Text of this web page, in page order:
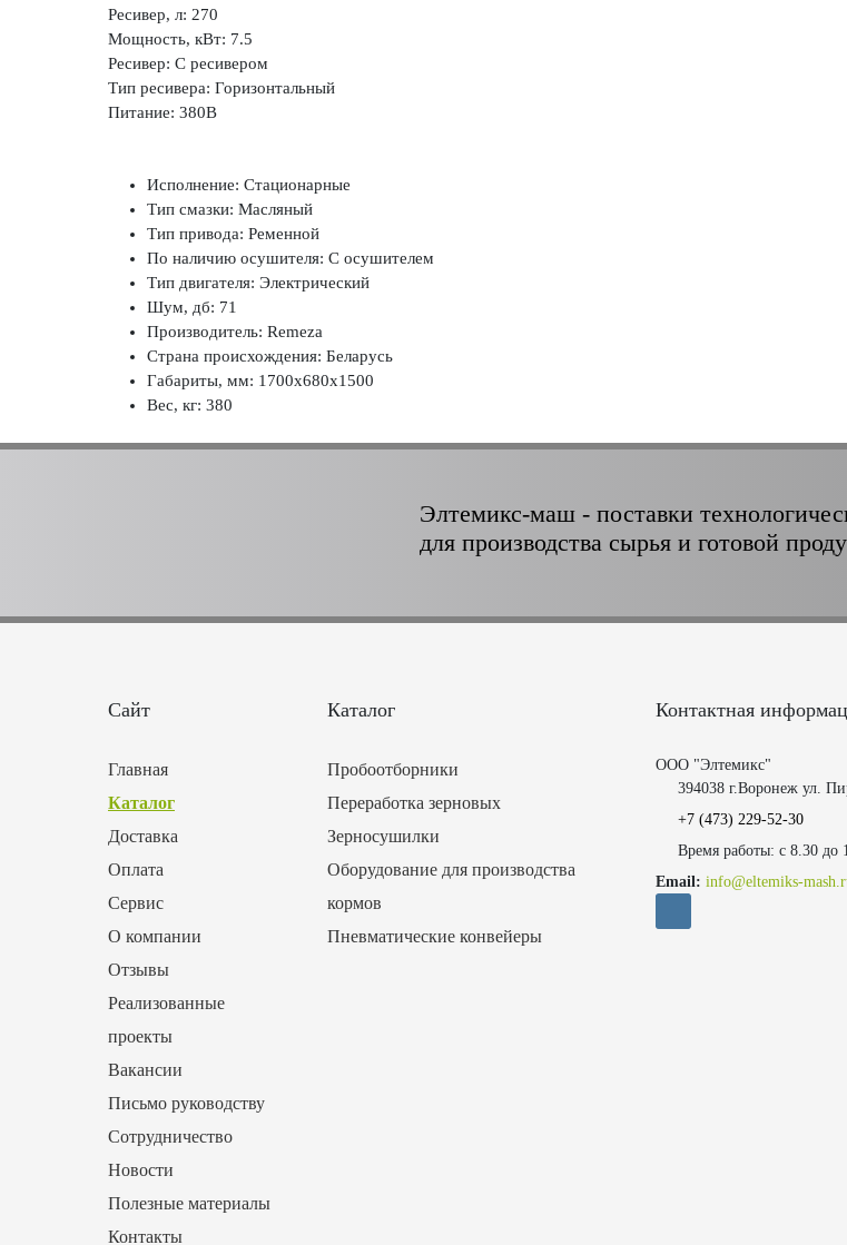
Ресивер, л: 270
Мощность, кВт: 7.5
Ресивер: С ресивером
Тип ресивера: Горизонтальный
Питание: 380В
Исполнение: Стационарные
Тип смазки: Масляный
Тип привода: Ременной
По наличию осушителя: С осушителем
Тип двигателя: Электрический
Шум, дб: 71
Производитель: Remeza
Страна происхождения: Беларусь
Габариты, мм: 1700x680x1500
Вес, кг: 380
Элтемикс-маш - поставки
для производства сырья и готовой
Сайт
Главная
Каталог
Доставка
Оплата
Сервис
О компании
Отзывы
Реализованные
проекты
Вакансии
Письмо руководству
Сотрудничество
Новости
Полезные материалы
Контакты
Каталог
Пробоотборники
Переработка зерновых
Зерносушилки
Оборудование для производства
кормов
Пневматические конвейеры
Контактная
ООО "Элтемикс"
394038 г.Воронеж ул.
+7 (473) 229-52-30
Время работы: с 8.30 до
Email: info@eltemiks-